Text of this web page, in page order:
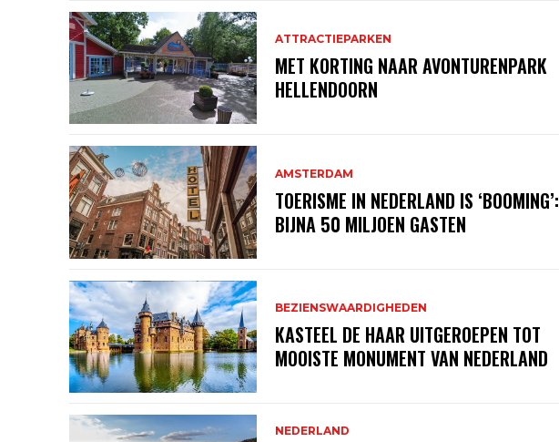
ATTRACTIEPARKEN
MET KORTING NAAR AVONTURENPARK
HELLENDOORN
AMSTERDAM
TOERISME IN NEDERLAND IS ‘BOOMING’:
BIJNA 50 MILJOEN GASTEN
BEZIENSWAARDIGHEDEN
KASTEEL DE HAAR UITGEROEPEN TOT
MOOISTE MONUMENT VAN NEDERLAND
NEDERLAND